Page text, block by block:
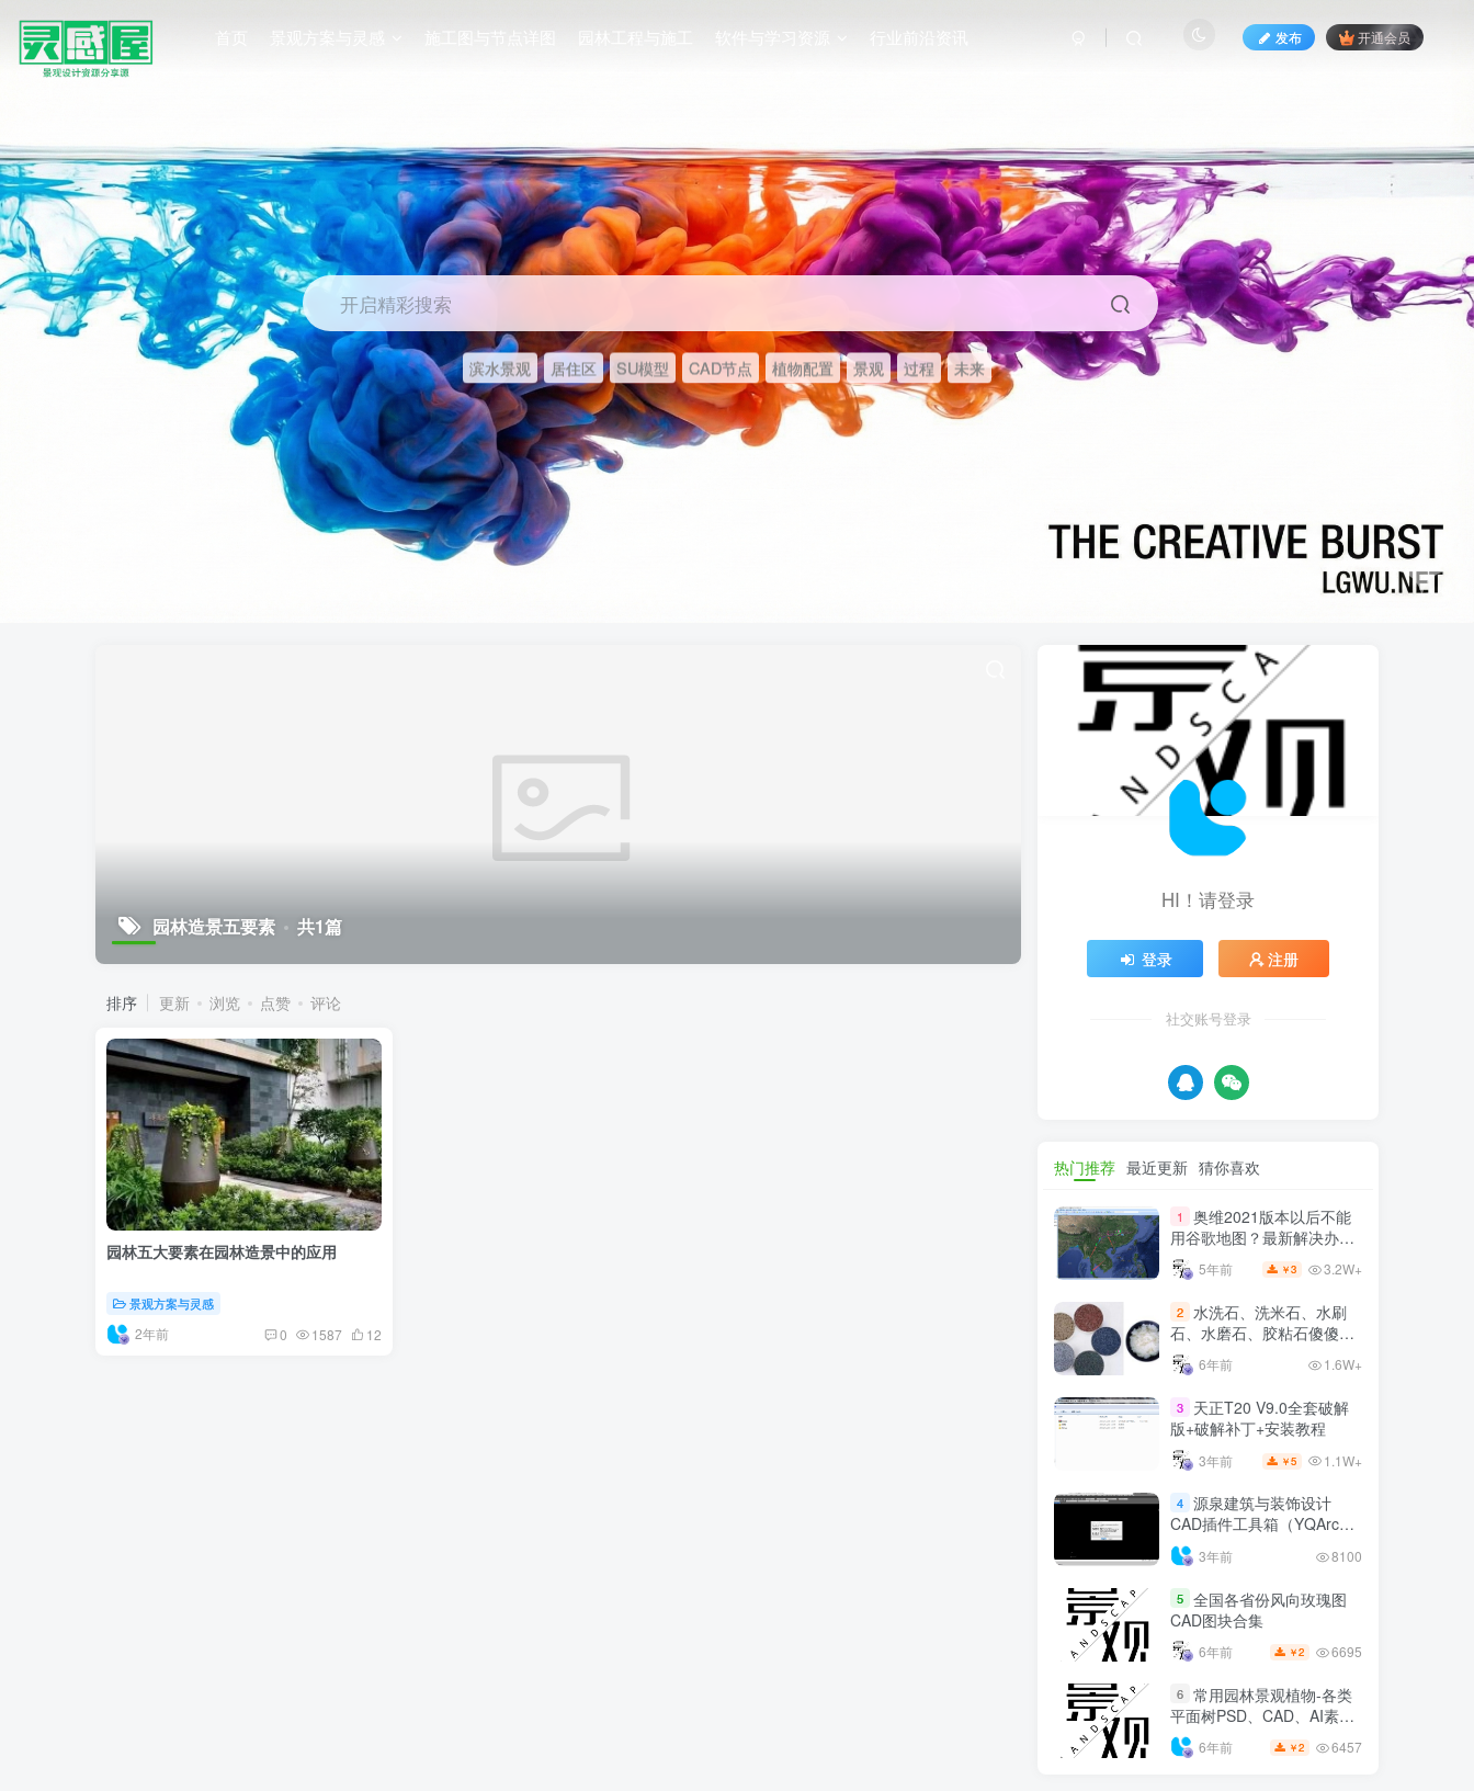
首页 景观方案与灵感 施工图与节点详图 园林工程与施工 软件与学习资源 行业前沿资讯 发布 开通会员
开启精彩搜索
滨水景观 居住区 SU模型 CAD节点 植物配置 景观 过程 未来
园林造景五要素 共1篇
排序 更新 浏览 点赞 评论
园林五大要素在园林造景中的应用
景观方案与灵感
2年前 0 1587 12
HI！请登录
登录 注册
社交账号登录
热门推荐 最近更新 猜你喜欢
1
奥维2021版本以后不能
用谷歌地图？最新解决办法
苹果安卓电脑
5年前 ￥3 3.2W+
2 水洗石、洗米石、水刷
石、水磨石、胶粘石傻傻分
不清楚
6年前 1.6W+
3
天正T20 V9.0全套破解
版+破解补丁+安装教程
3年前 ￥5 1.1W+
4 源泉建筑与装饰设计
CAD插件工具箱（YQArch
6.7.4）
3年前 8100
5 全国各省份风向玫瑰图
CAD图块合集
6年前 ￥2 6695
6 常用园林景观植物-各类
平面树PSD、CAD、AI素材
线稿
6年前 ￥2 6457